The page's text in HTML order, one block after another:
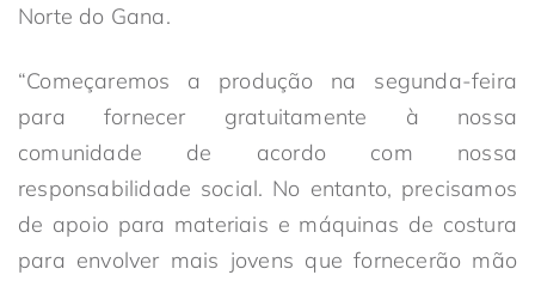
Norte do Gana.
“Começaremos a produção na segunda-feira
para fornecer gratuitamente à nossa
comunidade de acordo com nossa
responsabilidade social. No entanto, precisamos
de apoio para materiais e máquinas de costura
para envolver mais jovens que fornecerão mão